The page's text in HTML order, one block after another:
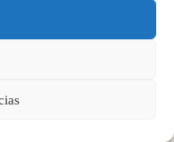
de adherencia.
del soporte sin tratar.
o problemas de